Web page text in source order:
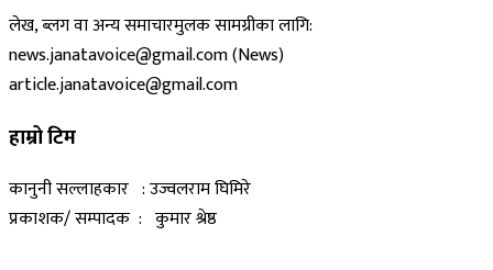
लेख, ब्लग वा अन्य समाचारमुलक सामग्रीका लागि:
news.janatavoice@gmail.com (News)
article.janatavoice@gmail.com
हाम्रो टिम
कानुनी सल्लाहकार : उज्वलराम घिमिरे
प्रकाशक/ सम्पादक : कुमार श्रेष्ठ